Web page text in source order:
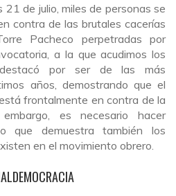
de julio, miles de personas se
contra de las brutales cacerías
Pacheco perpetradas por
a la que acudimos los
por ser de las más
años, demostrando que el
frontalmente en contra de la
es necesario hacer
que demuestra también los
en el movimiento obrero.